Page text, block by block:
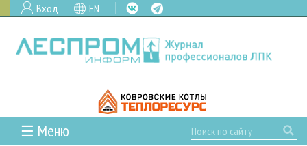
Вход EN
☰ Меню